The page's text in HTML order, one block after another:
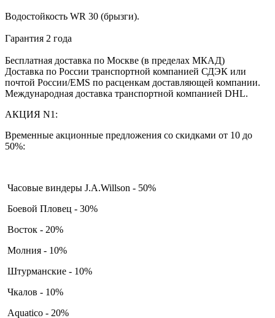
Водостойкость WR 30 (брызги).
Гарантия 2 года
Бесплатная доставка по Москве (в пределах МКАД)
Доставка по России транспортной компанией СДЭК или
почтой России/EMS по расценкам доставляющей компании.
Международная доставка транспортной компанией DHL.
АКЦИЯ N1:
Временные акционные предложения со скидками от 10 до
50%:
Часовые виндеры J.A.Willson - 50%
Боевой Пловец - 30%
Восток - 20%
Молния - 10%
Штурманские - 10%
Чкалов - 10%
Aquatico - 20%